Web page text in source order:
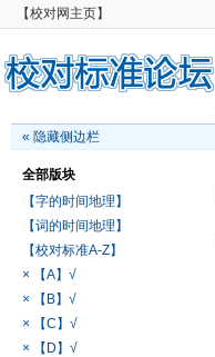
【校对网主页】
« 隐藏侧边栏
全部版块
【字的时间地理】
【词的时间地理】
【校对标准A-Z】
× 【A】√
× 【B】√
× 【C】√
× 【D】√